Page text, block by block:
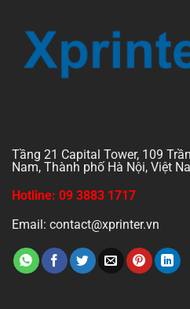
Tầng 21 Capital Tower, 109
Nam, Thành phố Hà Nội, Việt
Hotline: 09 3883 1717
Email: contact@xprinter.vn